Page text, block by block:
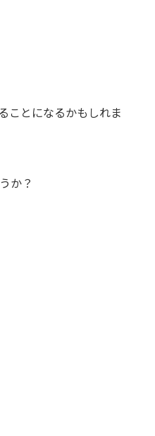
ことになるかもしれま
か？